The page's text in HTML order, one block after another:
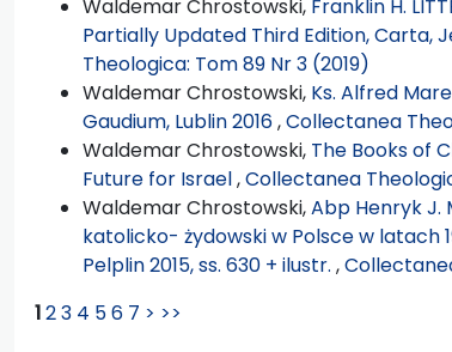
Waldemar Chrostowski, Franklin H.
Partially Updated Third Edition, Carta,
Theologica: Tom 89 Nr 3 (2019)
Waldemar Chrostowski, Ks. Alfred
Gaudium, Lublin 2016,Collectanea
Waldemar Chrostowski, The Books of
Future for Israel,Collectanea
Waldemar Chrostowski,Abp Henryk J.
katolicko- żydowski w Polsce w latach
Pelplin 2015, ss. 630 + ilustr. ,
123 4 56 7 > >>